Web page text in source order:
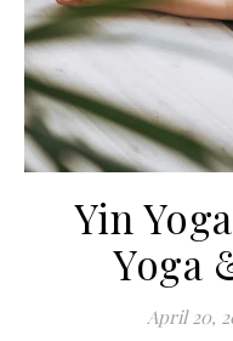
Yin
Yoga
April 20,